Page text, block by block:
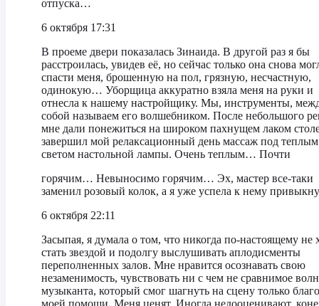
отпуска…
6 октября 17:31
В проеме двери показалась Зинаида. В другой раз я бы
расстроилась, увидев её, но сейчас только она снова
спасти меня, брошенную на пол, грязную, несчастную,
одинокую… Уборщица аккуратно взяла меня на руки и
отнесла к нашему настройщику. Мы, инструменты,
собой называем его волшебником. После небольшого
мне дали понежиться на широком пахнущем лаком
завершил мой релаксационный день массаж под теплым
светом настольной лампы. Очень теплым… Почти
горячим… Невыносимо горячим… Эх, мастер все-таки
заменил розовый колок, а я уже успела к нему
6 октября 22:11
Засыпая, я думала о том, что никогда по-настоящему не
стать звездой и подолгу выслушивать аплодисменты
переполненных залов. Мне нравится осознавать свою
незаменимость, чувствовать ни с чем не сравнимое
музыканта, который смог шагнуть на сцену только
моей помощи. Меня ценят. Иногда недооценивают,